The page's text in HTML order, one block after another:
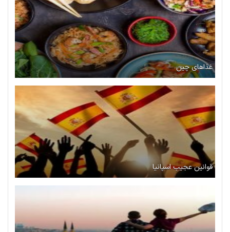
غذاهای چین
قوانین عجیب اسپانیا